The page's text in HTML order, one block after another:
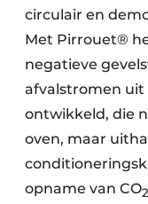
circulair en
Met Pirrouet®
negatieve
afvalstromen
ontwikkeld, die
oven, maar
opname van CO2